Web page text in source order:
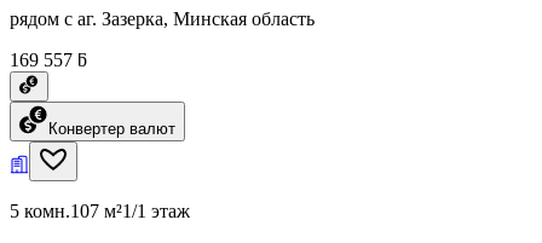
рядом с аг. Зазерка, Минская область
169 557 ƃ
Конвертер валют
5 комн.107 м²1/1 этаж